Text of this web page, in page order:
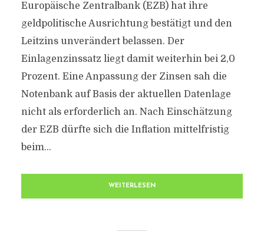
Europäische Zentralbank (EZB) hat ihre
geldpolitische Ausrichtung bestätigt und den
Leitzins unverändert belassen. Der
Einlagenzinssatz liegt damit weiterhin bei 2,0
Prozent. Eine Anpassung der Zinsen sah die
Notenbank auf Basis der aktuellen Datenlage
nicht als erforderlich an. Nach Einschätzung
der EZB dürfte sich die Inflation mittelfristig
beim...
WEITERLESEN